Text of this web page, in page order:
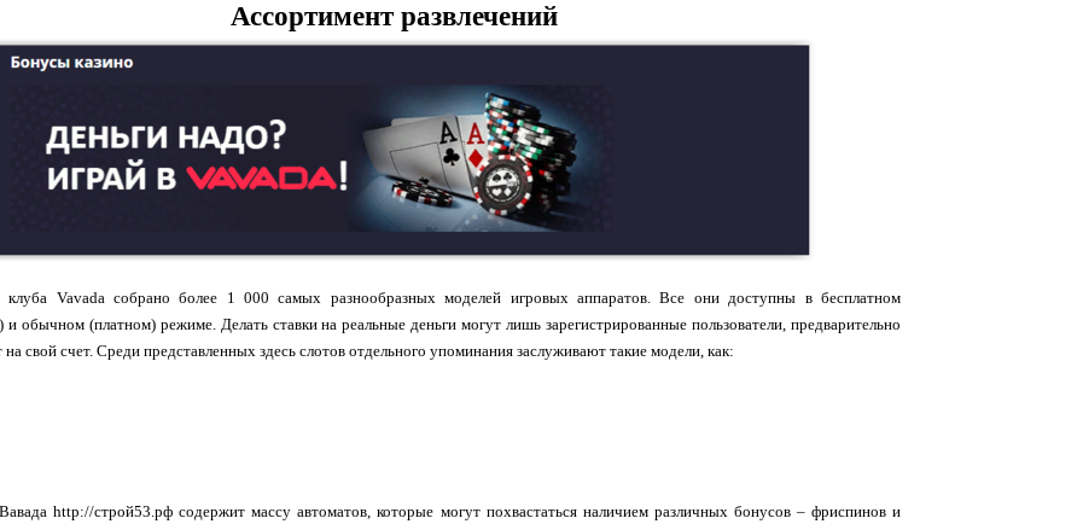
Ассортимент развлечений
клуба Vavada собрано более 1 000 самых разнообразных моделей игровых аппаратов. Все они доступны в бесплатном
обычном (платном) режиме. Делать ставки на реальные деньги могут лишь зарегистрированные пользователи, предварительно
свой счет. Среди представленных здесь слотов отдельного упоминания заслуживают такие модели, как:
http://строй53.рф содержит массу автоматов, которые могут похвастаться наличием различных бонусов – фриспинов и